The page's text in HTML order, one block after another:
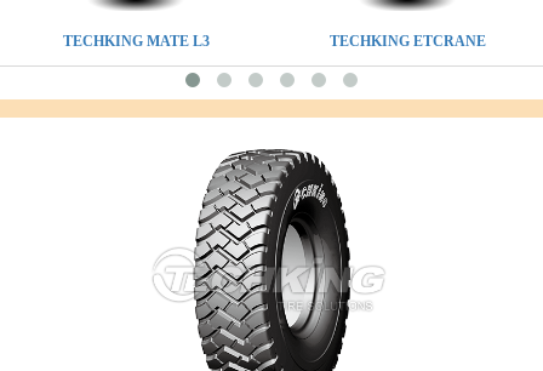
TECHKING MATE L3 TECHKING ETCRANE